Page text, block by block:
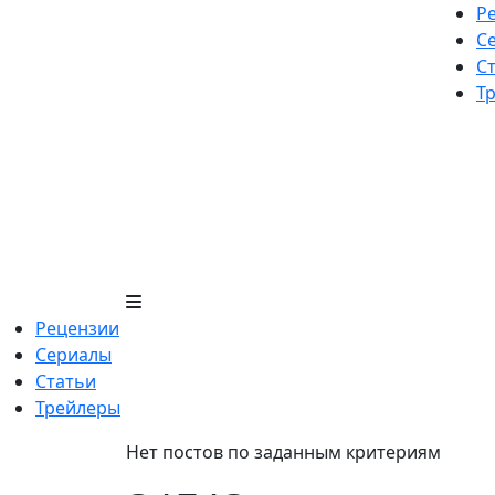
Рецензии
Сериалы
Статьи
Трейлеры
Нет постов по заданным критериям